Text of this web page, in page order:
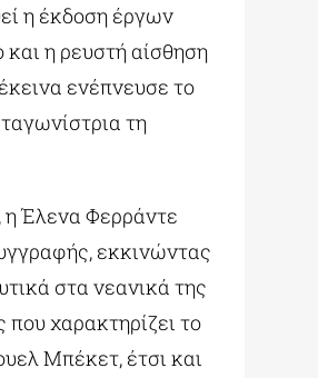
η έκδοση έργων
και η ρευστή αίσθηση
ενέπνευσε το
τη
η Έλενα Φερράντε
εκκινώντας
στα νεανικά της
χαρακτηρίζει το
Μπέκετ, έτσι και